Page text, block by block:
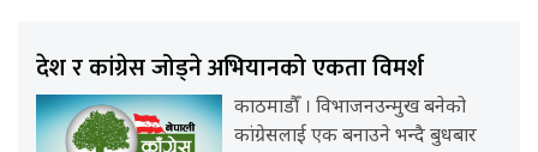
देश र कांग्रेस जोड्ने अभियानको एकता विमर्श
काठमाडौँ । विभाजनउन्मुख बनेको
कांग्रेसलाई एक बनाउने भन्दै बुधबार